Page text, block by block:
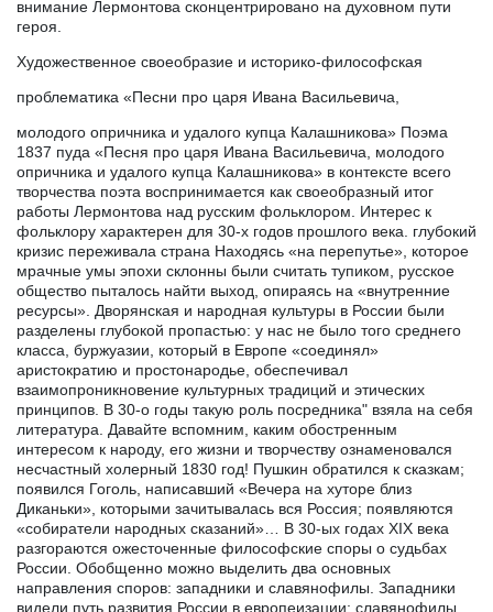
внимание Лермонтова сконцентрировано на духовном пути
героя.
Художественное своеобразие и историко-философская
проблематика «Песни про царя Ивана Васильевича,
молодого опричника и удалого купца Калашникова» Поэма
1837 пуда «Песня про царя Ивана Васильевича, молодого
опричника и удалого купца Калашникова» в контексте всего
творчества поэта воспринимается как своеобразный итог
работы Лермонтова над русским фольклором. Интерес к
фольклору характерен для 30-х годов прошлого века. глубокий
кризис переживала страна Находясь «на перепутье», которое
мрачные умы эпохи склонны были считать тупиком, русское
общество пыталось найти выход, опираясь на «внутренние
ресурсы». Дворянская и народная культуры в России были
разделены глубокой пропастью: у нас не было того среднего
класса, буржуазии, который в Европе «соединял»
аристократию и простонародье, обеспечивал
взаимопроникновение культурных традиций и этических
принципов. В 30-о годы такую роль посредника" взяла на себя
литература. Давайте вспомним, каким обостренным
интересом к народу, его жизни и творчеству ознаменовался
несчастный холерный 1830 год! Пушкин обратился к сказкам;
появился Гоголь, написавший «Вечера на хуторе близ
Диканьки», которыми зачитывалась вся Россия; появляются
«собиратели народных сказаний»… В 30-ых годах XIX века
разгораются ожесточенные философские споры о судьбах
России. Обобщенно можно выделить два основных
направления споров: западники и славянофилы. Западники
видели путь развития России в европеизации; славянофилы